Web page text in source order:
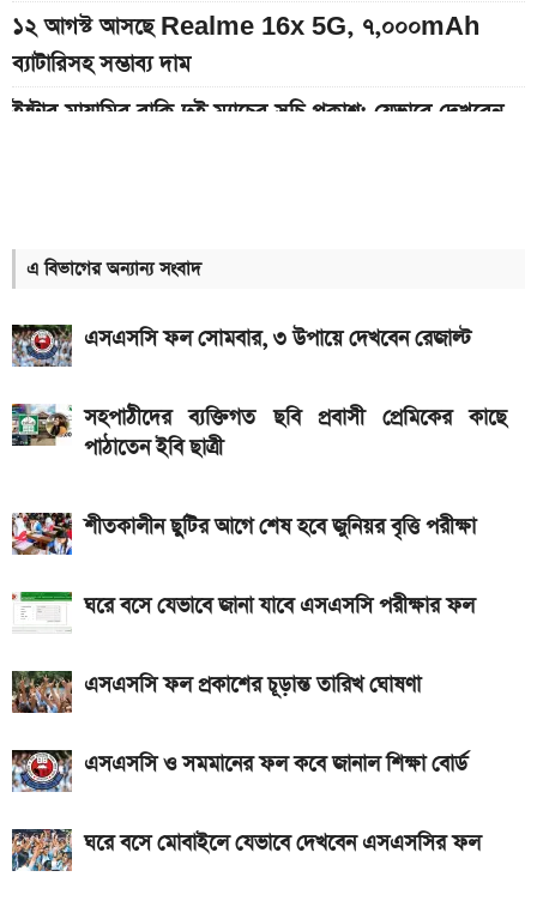
১২ আগস্ট আসছে Realme 16x 5G, ৭,০০০mAh
ব্যাটারিসহ সম্ভাব্য দাম
ইন্টার মায়ামির বাকি দুই ম্যাচের সূচি প্রকাশ; যেভাবে দেখবেন
আজকের স্বর্ণের বাজারদর: ০৬ আগস্ট ২০২৬
এসএসসি ও সমমানের ফল কবে জানাল শিক্ষা বোর্ড
নতুন পে-স্কেল কার্যকর হলে যেভাবে বকেয়া বেতন পাবেন
সরকারি চাকরিজীবীরা
আজ ৪ ঘণ্টা বিদ্যুৎ থাকবে না যেসব এলাকায়, আগেই জেনে নিন
আজকের স্বর্ণের বাজারদর: ০৭ আগস্ট ২০২৬
এসএসসি ফল প্রকাশের চূড়ান্ত তারিখ ঘোষণা
এ বিভাগের অন্যান্য সংবাদ
এসএসসি ফল সোমবার, ৩ উপায়ে দেখবেন রেজাল্ট
সহপাঠীদের ব্যক্তিগত ছবি প্রবাসী প্রেমিকের কাছে
পাঠাতেন ইবি ছাত্রী
শীতকালীন ছুটির আগে শেষ হবে জুনিয়র বৃত্তি পরীক্ষা
ঘরে বসে যেভাবে জানা যাবে এসএসসি পরীক্ষার ফল
এসএসসি ফল প্রকাশের চূড়ান্ত তারিখ ঘোষণা
এসএসসি ও সমমানের ফল কবে জানাল শিক্ষা বোর্ড
ঘরে বসে মোবাইলে যেভাবে দেখবেন এসএসসির ফল